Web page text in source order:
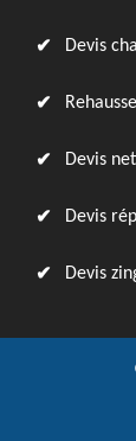
Devis
Devis
Devis
Devis